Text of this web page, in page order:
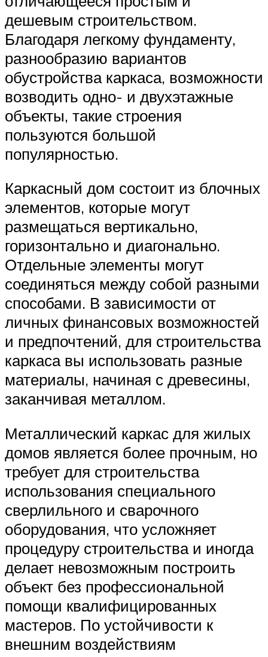
дешевым строительством.
Благодаря легкому фундаменту,
разнообразию вариантов
обустройства каркаса, возможности
возводить одно- и двухэтажные
объекты, такие строения
пользуются большой
популярностью.
Каркасный дом состоит из блочных
элементов, которые могут
размещаться вертикально,
горизонтально и диагонально.
Отдельные элементы могут
соединяться между собой разными
способами. В зависимости от
личных финансовых возможностей
и предпочтений, для строительства
каркаса вы использовать разные
материалы, начиная с древесины,
заканчивая металлом.
Металлический каркас для жилых
домов является более прочным, но
требует для строительства
использования специального
сверлильного и сварочного
оборудования, что усложняет
процедуру строительства и иногда
делает невозможным построить
объект без профессиональной
помощи квалифицированных
мастеров. По устойчивости к
внешним воздействиям